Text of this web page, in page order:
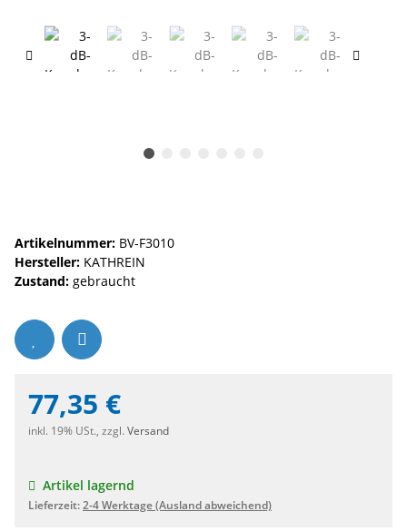
Artikelnummer: BV-F3010
Hersteller: KATHREIN
Zustand: gebraucht
77,35 €
inkl. 19% USt., zzgl. Versand
Artikel lagernd
Lieferzeit:2-4 Werktage(Ausland abweichend)